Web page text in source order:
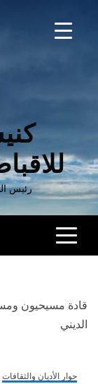
رئيس
قادة مسيحيون
الديني
حوار الأديان والثقافات